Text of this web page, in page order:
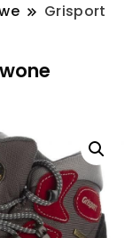
Grisport